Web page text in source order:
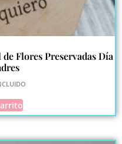
Flores Preservadas Día